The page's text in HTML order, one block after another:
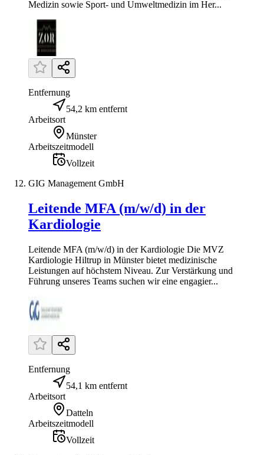
Medizin sowie Sport- und Umweltmedizin im Her...
Entfernung
54,2 km entfernt
Arbeitsort
Münster
Arbeitszeitmodell
Vollzeit
GIG Management GmbH
Leitende MFA (m/w/d) in der
Kardiologie
Leitende MFA (m/w/d) in der Kardiologie Die MVZ
Kardiologie Hiltrup in Münster bietet medizinische
Leistungen auf höchstem Niveau. Zur Verstärkung und
Führung unseres Teams suchen wir eine engagier...
Entfernung
54,1 km entfernt
Arbeitsort
Datteln
Arbeitszeitmodell
Vollzeit